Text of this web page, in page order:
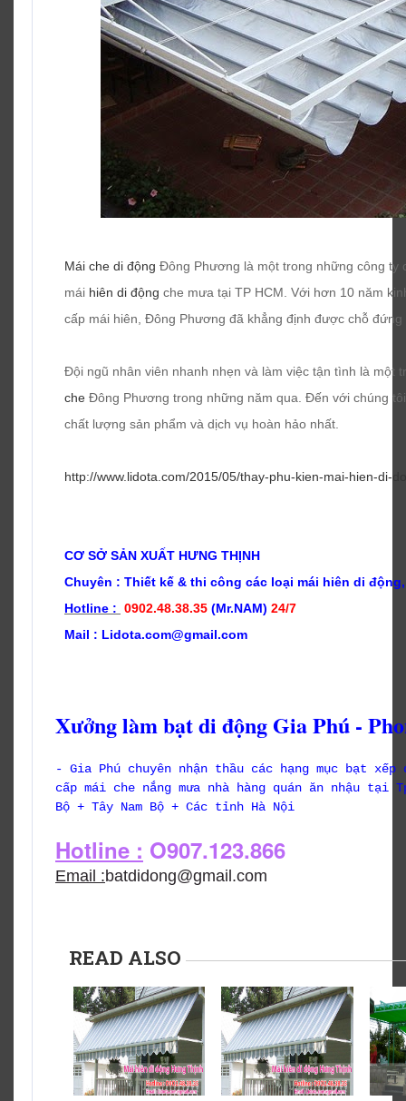
Mái che di động Đông Phương là một trong những công ty
mái hiên di động che mưa tại TP HCM. Với hơn 10 năm
cấp mái hiên, Đông Phương đã khẳng định được chỗ
Đội ngũ nhân viên nhanh nhẹn và làm việc tận tình là một
che Đông Phương trong những năm qua. Đến với chúng
chất lượng sản phẩm và dịch vụ hoàn hảo nhất.
http://www.lidota.com/2015/05/thay-phu-kien-mai-hien-di-
CƠ SỞ SẢN XUẤT HƯNG THỊNH
Chuyên : Thiết kế & thi công các loại mái hiên di
Hotline : 0902.48.38.35 (Mr.NAM) 24/7
Mail : Lidota.com@gmail.com
Xưởng làm bạt di động Gia Phú -
- Gia Phú chuyên nhận thầu các hạng mục bạt
cấp mái che nắng mưa nhà hàng quán ăn nhậu tại
Bộ + Tây Nam Bộ + Các tỉnh Hà Nội
Hotline : O907.123.866
Email :batdidong@gmail.com
READ ALSO